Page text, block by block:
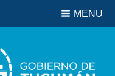
MENU